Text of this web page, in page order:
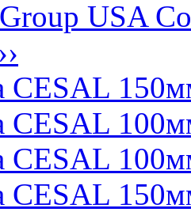
USA
››
CESAL
CESAL
CESAL
CESAL